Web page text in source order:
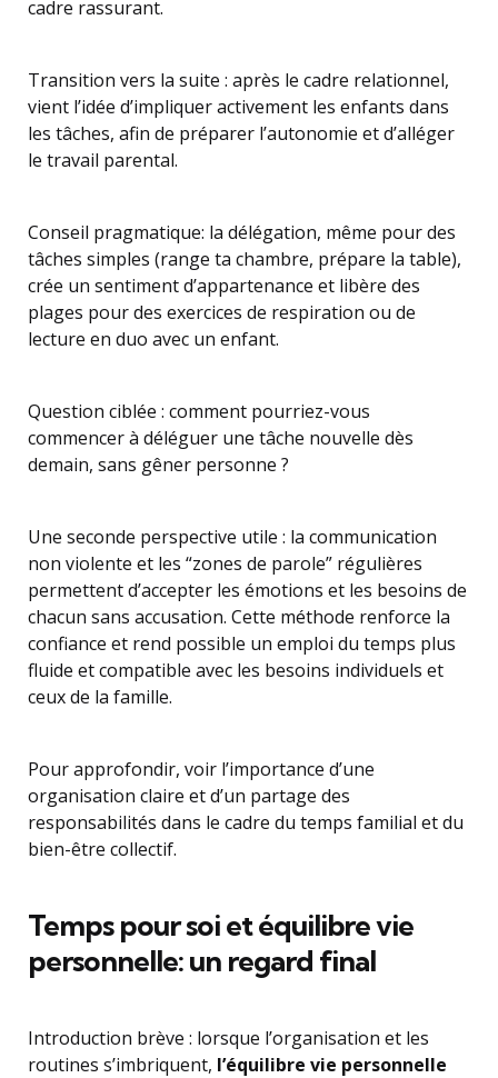
cadre rassurant.
Transition vers la suite : après le cadre relationnel,
vient l’idée d’impliquer activement les enfants dans
les tâches, afin de préparer l’autonomie et d’alléger
le travail parental.
Conseil pragmatique: la délégation, même pour des
tâches simples (range ta chambre, prépare la table),
crée un sentiment d’appartenance et libère des
plages pour des exercices de respiration ou de
lecture en duo avec un enfant.
Question ciblée : comment pourriez-vous
commencer à déléguer une tâche nouvelle dès
demain, sans gêner personne ?
Une seconde perspective utile : la communication
non violente et les “zones de parole” régulières
permettent d’accepter les émotions et les besoins de
chacun sans accusation. Cette méthode renforce la
confiance et rend possible un emploi du temps plus
fluide et compatible avec les besoins individuels et
ceux de la famille.
Pour approfondir, voir l’importance d’une
organisation claire et d’un partage des
responsabilités dans le cadre du temps familial et du
bien-être collectif.
Temps pour soi et équilibre vie
personnelle: un regard final
Introduction brève : lorsque l’organisation et les
routines s’imbriquent, l’équilibre vie personnelle